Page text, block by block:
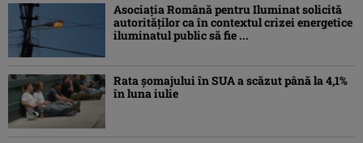
Asociaţia Română pentru Iluminat solicită
autorităților ca în contextul crizei energetice
iluminatul public să fie ...
Rata șomajului în SUA a scăzut până la 4,1%
în luna iulie